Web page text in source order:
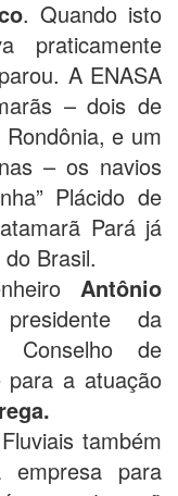
. Quando isto
praticamente
A ENASA
– dois de
e um
– os navios
Plácido de
Pará já
Brasil.
Antônio
da
de
para a atuação
também
empresa para